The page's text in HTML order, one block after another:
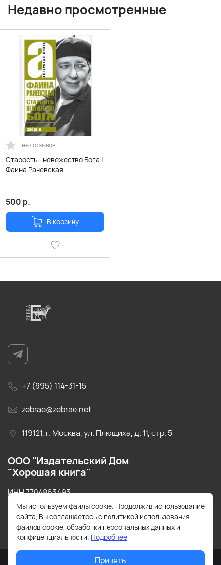
Недавно просмотренные
нет отзывов
Старость - невежество Бога |
Фаина Раневская
500 р.
В корзину
+7 (995) 114-31-15
zebrae@zebrae.net
119121, г. Москва, ул. Плющиха, д. 11, стр. 5
ООО "Издательский Дом
"Хорошая книга"
ИНН 7704863493
ОГРН 1147746520130
Мы используем файлы cookie. Продолжив использование
сайта, Вы соглашаетесь с политикой использования
файлов cookie, обработки персональных данных и
конфиденциальности. Подробнее
Принять